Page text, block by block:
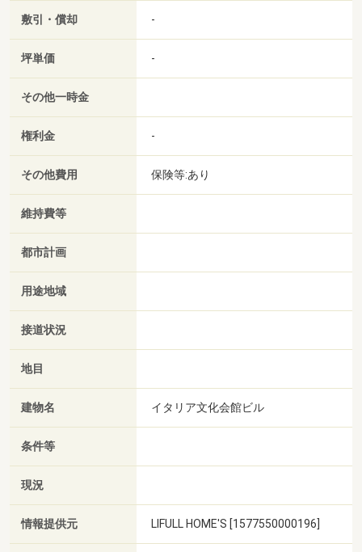
敷引・償却 -
坪単価 -
その他一時金
権利金 -
その他費用 保険等:あり
維持費等
都市計画
用途地域
接道状況
地目
建物名 イタリア文化会館ビル
条件等
現況
情報提供元 LIFULL HOME'S [1577550000196]